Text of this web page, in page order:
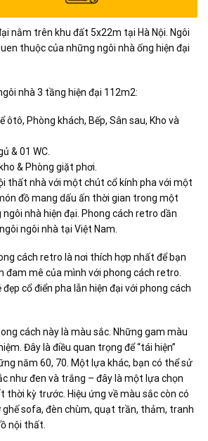
nằm trên khu đất 5x22m tại Hà Nội. Ngôi
thuộc của những ngôi nhà ống hiện đại
nhà 3 tầng hiện đại 112m2:
ôtô, Phòng khách, Bếp, Sân sau, Kho và
& 01 WC.
& Phòng giặt phơi.
thất nhà với một chút cổ kính pha với một
đồ mang dấu ấn thời gian trong một
nhà hiện đại. Phong cách retro dần
ngôi nhà tại Việt Nam.
cách retro là nơi thích hợp nhất để bạn
đam mê của mình với phong cách retro.
cổ điển pha lẫn hiện đại với phong cách
cách này là màu sắc. Những gam màu
Đây là điều quan trọng để “tái hiện”
năm 60, 70. Một lựa khác, bạn có thể sử
như đen và trắng – đây là một lựa chọn
thời kỳ trước. Hiệu ứng về màu sắc còn có
sofa, đèn chùm, quạt trần, thảm, tranh
nội thất.